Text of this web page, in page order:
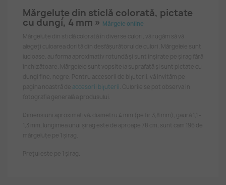
Mărgeluțe din sticlă colorată, pictate
cu dungi, 4 mm » Mărgele online
Mărgeluțe din sticlă colorată în diverse culori, vă rugăm să vă
alegeți culoarea dorită din desfășurătorul de culori. Mărgelele sunt
lucioase, au forma aproximativ rotundă și sunt înșirate pe șirag fără
închizătoare. Mărgelele sunt vopsite la suprafață și sunt pictate cu
dungi fine, negre. Pentru accesorii de bijuterii, vă invităm pe
pagina noastră de accesorii bijuterii. Culorile se pot observa in
fotografia generală a produsului.
Dimensiuni aproximativă: diametru 4 mm (pe fir 3,8 mm), gaură 1,1 -
1,3 mm, lungimea unui șirag este de aproape 78 cm, sunt cam 196 de
mărgeluțe pe 1 șirag.
Prețul este pe 1 șirag.